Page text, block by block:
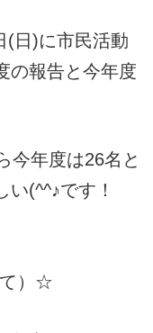
(日)に市民活動
の報告と今年度
今年度は26名と
(^^♪です！
）☆